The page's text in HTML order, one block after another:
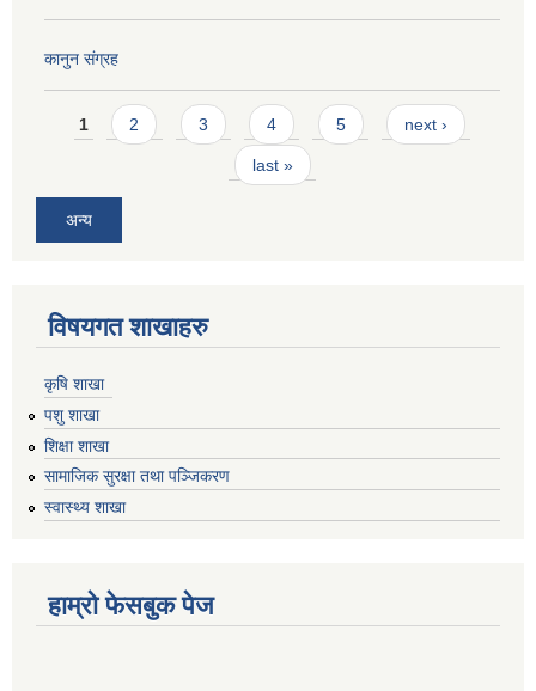
कानुन संग्रह
Pages
1 2 3 4 5 next ›
last »
अन्य
विषयगत शाखाहरु
कृषि शाखा
पशु शाखा
शिक्षा शाखा
सामाजिक सुरक्षा तथा पञ्जिकरण
स्वास्थ्य शाखा
हाम्रो फेसबुक पेज